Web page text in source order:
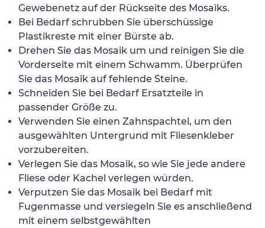
Gewebenetz auf der Rückseite des Mosaiks.
Bei Bedarf schrubben Sie überschüssige
Plastikreste mit einer Bürste ab.
Drehen Sie das Mosaik um und reinigen Sie die
Vorderseite mit einem Schwamm. Überprüfen
Sie das Mosaik auf fehlende Steine.
Schneiden Sie bei Bedarf Ersatzteile in
passender Größe zu.
Verwenden Sie einen Zahnspachtel, um den
ausgewählten Untergrund mit Fliesenkleber
vorzubereiten.
Verlegen Sie das Mosaik, so wie Sie jede andere
Fliese oder Kachel verlegen würden.
Verputzen Sie das Mosaik bei Bedarf mit
Fugenmasse und versiegeln Sie es anschließend
mit einem selbstgewählten